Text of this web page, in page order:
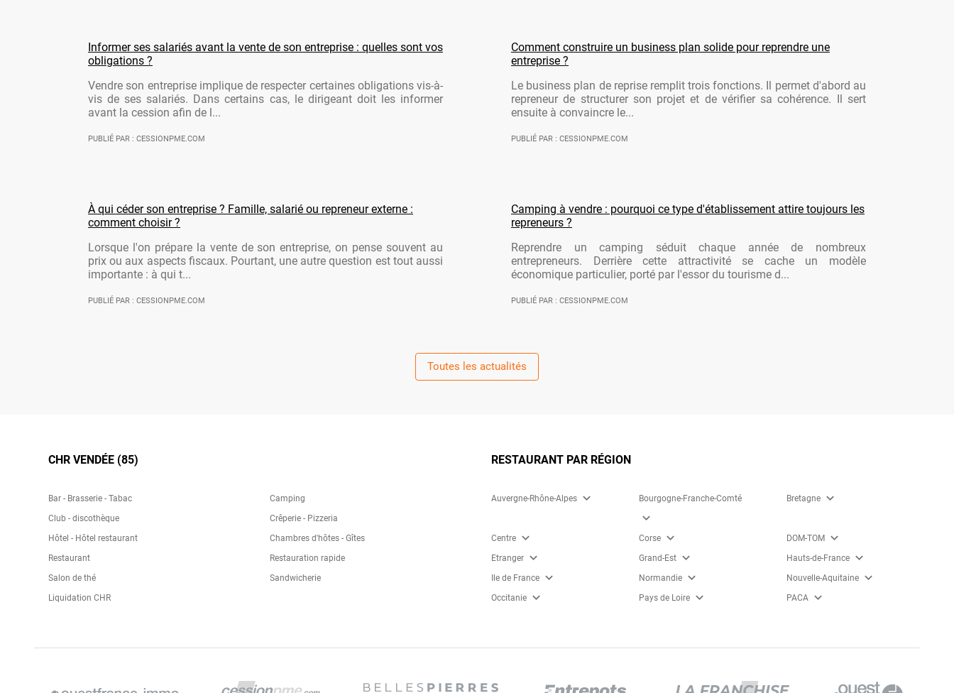
Informer ses salariés avant la vente de son entreprise : quelles sont vos
obligations ?
Vendre son entreprise implique de respecter certaines obligations vis-à-
vis de ses salariés. Dans certains cas, le dirigeant doit les informer
avant la cession afin de l...
PUBLIÉ PAR : CESSIONPME.COM
Comment construire un business plan solide pour reprendre une
entreprise ?
Le business plan de reprise remplit trois fonctions. Il permet d'abord au
repreneur de structurer son projet et de vérifier sa cohérence. Il sert
ensuite à convaincre le...
PUBLIÉ PAR : CESSIONPME.COM
À qui céder son entreprise ? Famille, salarié ou repreneur externe :
comment choisir ?
Lorsque l'on prépare la vente de son entreprise, on pense souvent au
prix ou aux aspects fiscaux. Pourtant, une autre question est tout aussi
importante : à qui t...
PUBLIÉ PAR : CESSIONPME.COM
Camping à vendre : pourquoi ce type d'établissement attire toujours les
repreneurs ?
Reprendre un camping séduit chaque année de nombreux
entrepreneurs. Derrière cette attractivité se cache un modèle
économique particulier, porté par l'essor du tourisme d...
PUBLIÉ PAR : CESSIONPME.COM
Toutes les actualités
CHR VENDÉE (85)
Bar - Brasserie - Tabac
Camping
Club - discothèque
Crêperie - Pizzeria
Hôtel - Hôtel restaurant
Chambres d'hôtes - Gîtes
Restaurant
Restauration rapide
Salon de thé
Sandwicherie
Liquidation CHR
RESTAURANT PAR RÉGION
Auvergne-Rhône-Alpes expand_more Bourgogne-Franche-Comté
expand_more
Bretagne expand_more
Centre expand_more Corse expand_more DOM-TOM expand_more
Etranger expand_more Grand-Est expand_more Hauts-de-France expand_more
Ile de France expand_more Normandie expand_more Nouvelle-Aquitaine expand_more
Occitanie expand_more Pays de Loire expand_more PACA expand_more